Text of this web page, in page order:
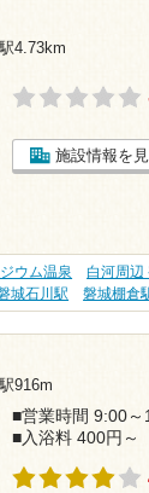
4.73km
施設情報を
ウム温泉 白河周辺
城石川駅 磐城棚倉
916m
■営業時間 9:00～
■入浴料 400円～